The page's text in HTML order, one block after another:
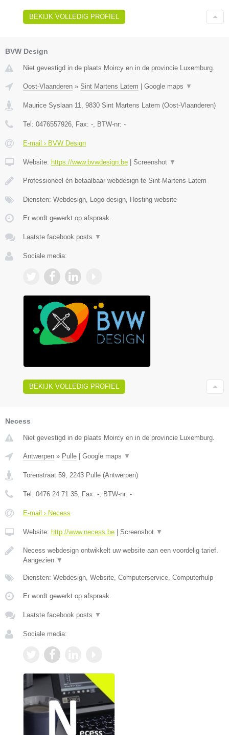
BEKIJK VOLLEDIG PROFIEL
BVW Design
Niet gevestigd in de plaats Moircy en in de provincie Luxemburg.
Oost-Vlaanderen » Sint Martens Latem | Google maps ▼
Maurice Syslaan 11 9830 Sint Martens Latem (Oost-Vlaanderen)
Tel: 0476557926 , Fax: - , BTW-nr: -
E-mail › BVW Design
Website: https://www.bvwdesign.be | Screenshot ▼
Professioneel én betaalbaar webdesign te Sint-Martens-Latem
Diensten: Webdesign, Logo design, Hosting website
Er wordt gewerkt op afspraak.
Laatste facebook posts ▼
Sociale media:
BEKIJK VOLLEDIG PROFIEL
Necess
Niet gevestigd in de plaats Moircy en in de provincie Luxemburg.
Antwerpen » Pulle | Google maps ▼
Torenstraat 59 2243 Pulle (Antwerpen)
Tel: 0476 24 71 35 , Fax: - , BTW-nr: -
E-mail › Necess
Website: http://www.necess.be | Screenshot ▼
Necess webdesign ontwikkelt uw website aan een voordelig tarief.
Aangezien ▼
Diensten: Webdesign, Website, Computerservice, Computerhulp
Er wordt gewerkt op afspraak.
Laatste facebook posts ▼
Sociale media: